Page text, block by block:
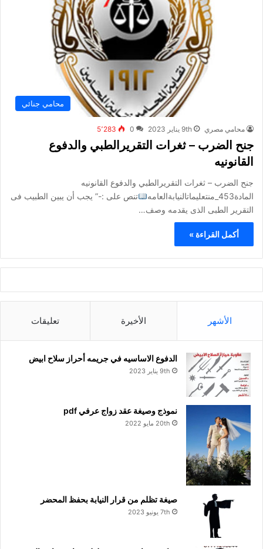
محامي جنائي
محامي مصري 9th يناير 2023 0 5٬283
جنح الضرب – ثغرات التقريرالطبي والدفوع
القانونيه
جنح الضرب – ثغرات التقريرالطبي والدفوع القانونيه
المادة453_منتعليماتالنيابةالعامه
تنص على :-” يجب أن يبين الطبيب فى
التقرير الطبى الذى يقدمه وصف…
أكمل القراءة »
الأشهر الأخيرة تعليقات
الدفوع الاساسيه في جريمه أحراز سلاح ابيض
9th يناير 2023
نموذج وصيغة عقد زواج عرفي pdf
20th مايو 2022
صيغة تظلم من قرار النيابة بحفظ المحضر
7th يونيو 2023